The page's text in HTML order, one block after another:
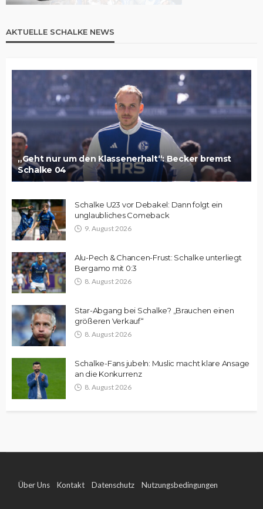
AKTUELLE SCHALKE NEWS
„Geht nur um den Klassenerhalt“: Becker bremst
Schalke 04
Schalke U23 vor Debakel: Dann folgt ein
unglaubliches Comeback
9. August 2026
Alu-Pech & Chancen-Frust: Schalke unterliegt
Bergamo mit 0:3
8. August 2026
Star-Abgang bei Schalke? „Brauchen einen
größeren Verkauf“
8. August 2026
Schalke-Fans jubeln: Muslic macht klare Ansage
an die Konkurrenz
8. August 2026
Über Uns Kontakt Datenschutz Nutzungsbedingungen